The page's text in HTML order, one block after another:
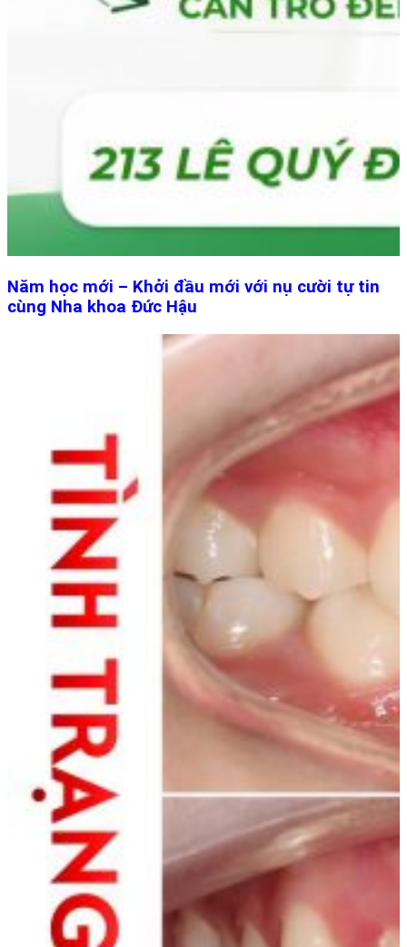
Năm học mới – Khởi đầu mới với nụ cười tự tin
cùng Nha khoa Đức Hậu